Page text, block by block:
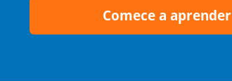
Comece a aprender